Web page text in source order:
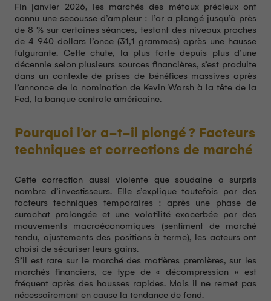
Fin janvier 2026, les marchés des métaux précieux ont
connu une secousse d’ampleur : l’or a plongé jusqu’à près
de 8 % sur certaines séances, testant des niveaux proches
de 4 940 dollars l’once (31,1 grammes) après une hausse
fulgurante. Cette chute, la plus forte depuis plus d’une
décennie selon plusieurs sources financières, s’est produite
dans un contexte de prises de bénéfices massives après
l’annonce de la nomination de Kevin Warsh à la tête de la
Fed, la banque centrale américaine.
Pourquoi l’or a-t-il plongé ? Facteurs
techniques et corrections de marché
Cette correction aussi violente que soudaine a surpris
nombre d’investisseurs. Elle s’explique toutefois par des
facteurs techniques temporaires : après une phase de
surachat prolongée et une volatilité exacerbée par des
mouvements macroéconomiques (sentiment de marché
tendu, ajustements des positions à terme), les acteurs ont
choisi de sécuriser leurs gains.
S’il est rare sur le marché des matières premières, sur les
marchés financiers, ce type de « décompression » est
fréquent après des hausses rapides. Mais il ne remet pas
nécessairement en cause la tendance de fond.